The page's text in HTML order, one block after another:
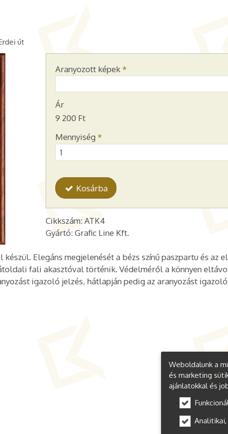
út
Aranyozott képek *
Ár
9 200 Ft
Mennyiség *
Kosárba
Cikkszám: ATK4
Gyártó: Grafic Line Kft.
Elegáns megjelenését a bézs színű paszpartu és az
fali akasztóval történik. Védelméről a könnyen
igazoló jelzés, hátlapján pedig az aranyozást
Weboldalunk a
és marketing
ajánlatokkal és